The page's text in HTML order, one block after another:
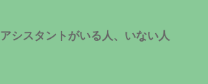
アシスタントがいる人、いない人